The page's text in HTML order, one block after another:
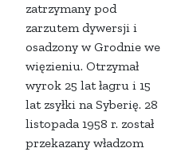
zatrzymany pod
zarzutem dywersji i
osadzony w Grodnie we
więzieniu. Otrzymał
wyrok 25 lat łagru i 15
lat zsyłki na Syberię. 28
listopada 1958 r. został
przekazany władzom